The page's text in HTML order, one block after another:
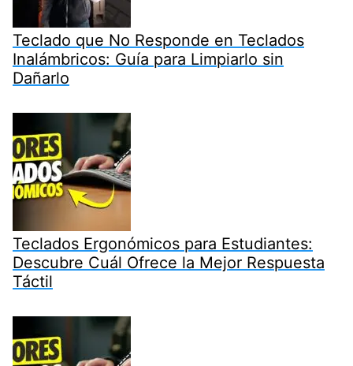
Teclado que No Responde en Teclados
Inalámbricos: Guía para Limpiarlo sin
Dañarlo
Teclados Ergonómicos para Estudiantes:
Descubre Cuál Ofrece la Mejor Respuesta
Táctil